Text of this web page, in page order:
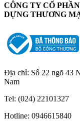
CÔNG TY CỔ
DỰNG THƯƠNG
Địa chỉ: Số 22 ngõ 43
Nam
Tel: (024) 22101327
Hotline: 0946615840